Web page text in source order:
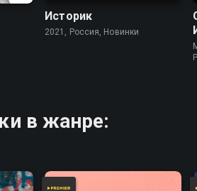
Историк
2021, Россия, Новинки
в жанре: